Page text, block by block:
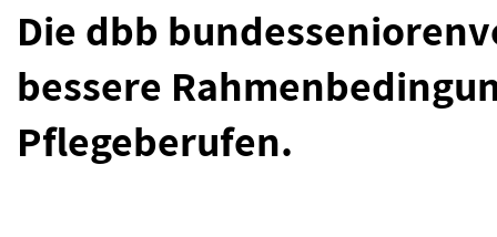
Die dbb
bessere
Pflegeberufen.